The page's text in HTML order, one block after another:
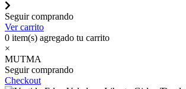
Seguir comprando
Ver carrito
0 item(s) agregado tu carrito
×
MUTMA
Seguir comprando
Checkout